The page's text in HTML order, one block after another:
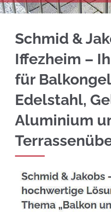
Schmid &
Iffezheim –
für
Edelstahl,
Aluminium